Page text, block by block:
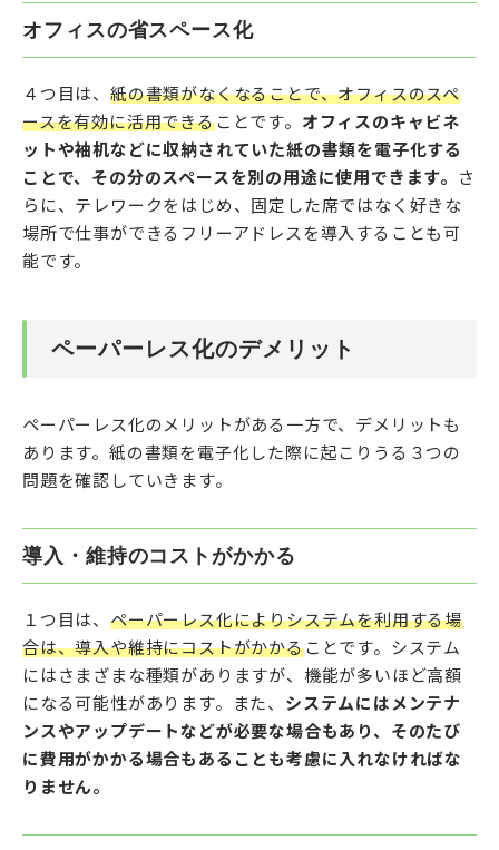
オフィスの省スペース化
４つ目は、 紙の書類がなくなることで、オフィスのスペ
ースを有効に活用できることです。 オフィスのキャビネ
ットや袖机などに収納されていた紙の書類を電子化する
ことで、その分のスペースを別の用途に使用できます。
さ
らに、テレワークをはじめ、固定した席ではなく好きな
場所で仕事ができるフリーアドレスを導入することも可
能です。
ペーパーレス化のデメリット
ペーパーレス化のメリットがある一方で、デメリットも
あります。紙の書類を電子化した際に起こりうる３つの
問題を確認していきます。
導入・維持のコストがかかる
１つ目は、 ペーパーレス化によりシステムを利用する場
合は、導入や維持にコストがかかることです。システム
にはさまざまな種類がありますが、機能が多いほど高額
になる可能性があります。また、 システムにはメンテナ
ンスやアップデートなどが必要な場合もあり、そのたび
に費用がかかる場合もあることも考慮に入れなければな
りません。